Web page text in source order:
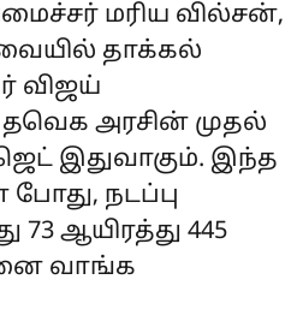
மரிய வில்சன்,
தாக்கல்
விஜய்
அரசின் முதல்
இதுவாகும். இந்த
நடப்பு
ஆயிரத்து 445
வாங்க